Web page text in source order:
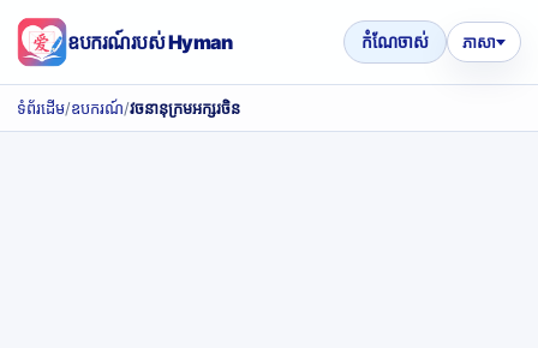
ឧបករណ៍របស់ Hyman កំណែចាស់ ភាសា
ទំព័រដើម/ឧបករណ៍/វចនានុក្រមអក្សរចិន